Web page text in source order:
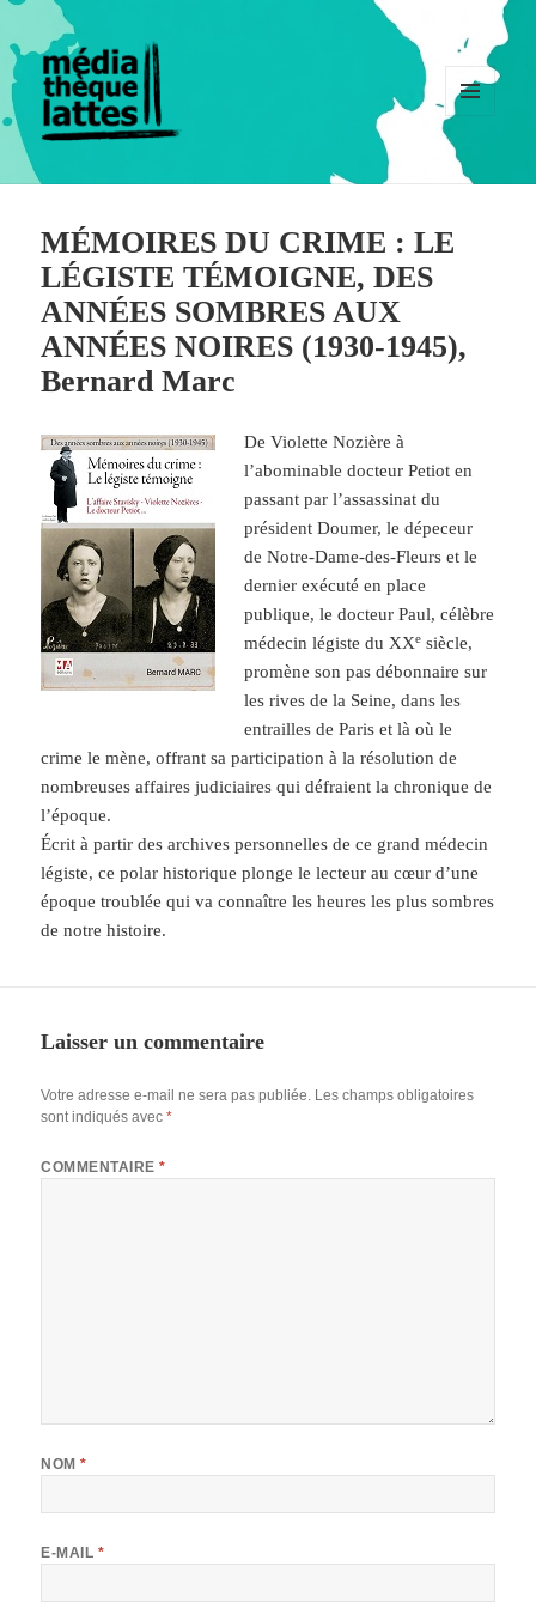
MENU
WIDGETS
MÉMOIRES DU CRIME : LE
LÉGISTE TÉMOIGNE, DES
ANNÉES SOMBRES AUX
ANNÉES NOIRES (1930-1945),
Bernard Marc
De Violette Nozière à
l’abominable docteur Petiot en
passant par l’assassinat du
président Doumer, le dépeceur
de Notre-Dame-des-Fleurs et le
dernier exécuté en place
publique, le docteur Paul, célèbre
médecin légiste du XXe siècle,
promène son pas débonnaire sur
les rives de la Seine, dans les
entrailles de Paris et là où le
crime le mène, offrant sa participation à la résolution de
nombreuses affaires judiciaires qui défraient la chronique de
l’époque.
Écrit à partir des archives personnelles de ce grand médecin
légiste, ce polar historique plonge le lecteur au cœur d’une
époque troublée qui va connaître les heures les plus sombres
de notre histoire.
Laisser un commentaire
Votre adresse e-mail ne sera pas publiée. Les champs obligatoires
sont indiqués avec*
COMMENTAIRE*
NOM*
E-MAIL *